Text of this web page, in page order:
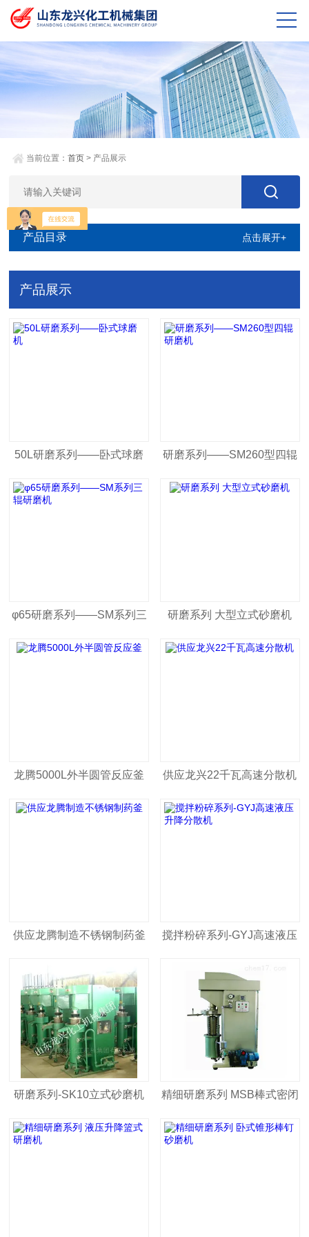
当前位置：首页 > 产品展示
产品目录 点击展开+
产品展示
50L研磨系列——卧式球磨
机
研磨系列——SM260型四辊
研磨机
φ65研磨系列——SM系列三
辊研磨机
研磨系列 大型立式砂磨机
龙腾5000L外半圆管反应釜 供应龙兴22千瓦高速分散机
供应龙腾制造不锈钢制药釜 搅拌粉碎系列-GYJ高速液压
研磨系列-SK10立式砂磨机 精细研磨系列 MSB棒式密闭
砂磨机